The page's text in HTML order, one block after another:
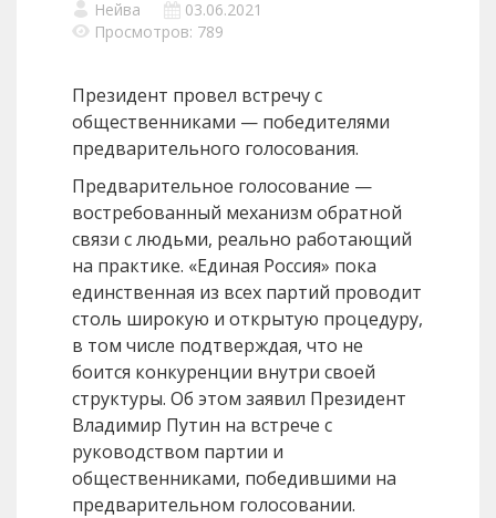
Нейва
03.06.2021
Просмотров: 789
Президент провел встречу с
общественниками — победителями
предварительного голосования.
Предварительное голосование —
востребованный механизм обратной
связи с людьми, реально работающий
на практике. «Единая Россия» пока
единственная из всех партий проводит
столь широкую и открытую процедуру,
в том числе подтверждая, что не
боится конкуренции внутри своей
структуры. Об этом заявил Президент
Владимир Путин на встрече с
руководством партии и
общественниками, победившими на
предварительном голосовании.